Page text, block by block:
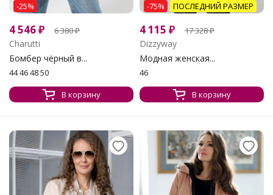
-25%
4 546₽ 6 380₽
Charutti
Бомбер чёрный в...
44 46 48 50
В корзину
-75% ПОСЛЕДНИЙ РАЗМЕР
4 115 ₽ 17 328₽
Dizzyway
Модная женская...
46
В корзину